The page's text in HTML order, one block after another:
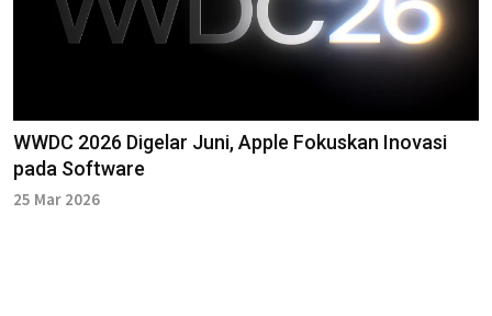
WWDC 2026 Digelar Juni, Apple Fokuskan Inovasi
pada Software
25 Mar 2026